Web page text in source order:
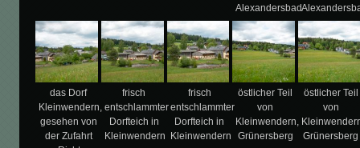
Alexandersbad
das Dorf
Kleinwendern,
gesehen von
der Zufahrt
frisch
entschlammter
Dorfteich in
Kleinwendern
frisch
entschlammter
Dorfteich in
Kleinwendern
östlicher Teil
von
Kleinwendern,
Grünersberg
östlicher Teil
von
Grünersberg